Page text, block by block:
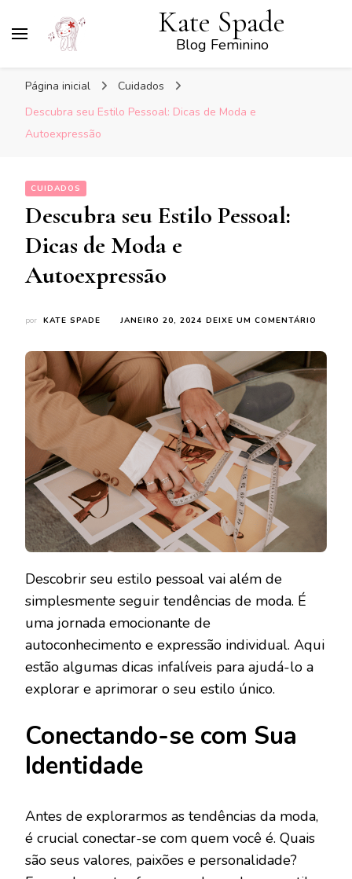
Kate Spade
Blog Feminino
Página inicial
Cuidados
Descubra seu Estilo Pessoal: Dicas de Moda e
Autoexpressão
CUIDADOS
Descubra seu Estilo Pessoal:
Dicas de Moda e
Autoexpressão
por KATE SPADE JANEIRO 20, 2024 DEIXE UM COMENTÁRIO
Descobrir seu estilo pessoal vai além de
simplesmente seguir tendências de moda. É
uma jornada emocionante de
autoconhecimento e expressão individual. Aqui
estão algumas dicas infalíveis para ajudá-lo a
explorar e aprimorar o seu estilo único.
Conectando-se com Sua
Identidade
Antes de explorarmos as tendências da moda,
é crucial conectar-se com quem você é. Quais
são seus valores, paixões e personalidade?